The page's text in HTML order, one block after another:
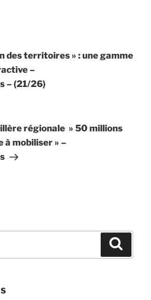
des territoires » : une gamme
–
– (21/26)
régionale » 50 millions
à mobiliser » –